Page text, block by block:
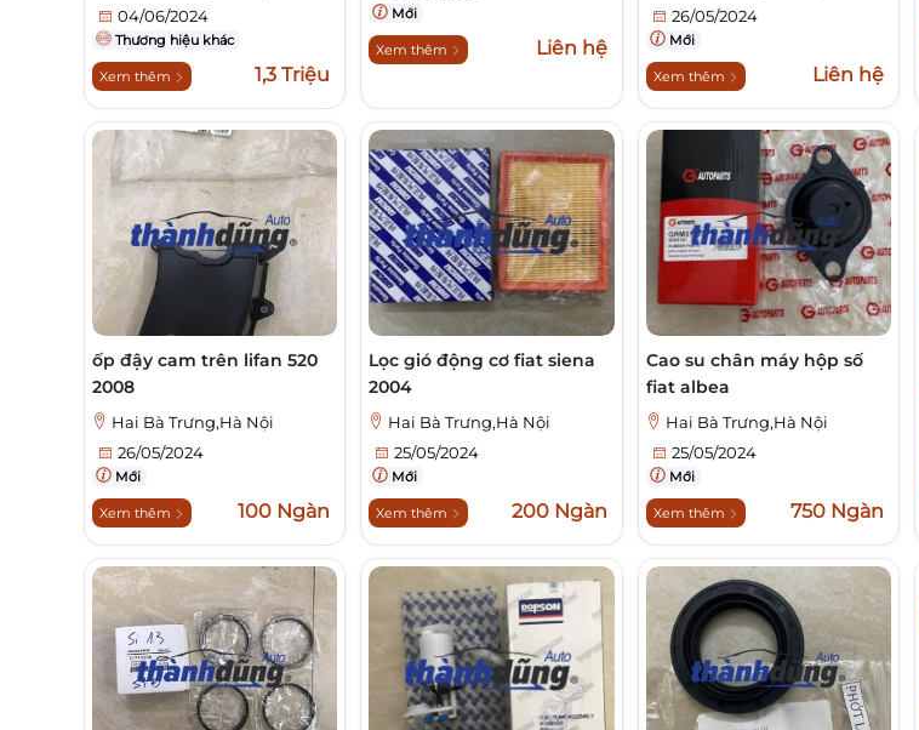
04/06/2024
Thương hiệu khác
Xem thêm 1,3 Triệu
Mới
Xem thêm Liên hệ
26/05/2024
Mới
Xem thêm Liên hệ
ốp đậy cam trên lifan 520
2008
Hai Bà Trưng,Hà Nội
26/05/2024
Mới
Xem thêm 100 Ngàn
Lọc gió động cơ fiat siena
2004
Hai Bà Trưng,Hà Nội
25/05/2024
Mới
Xem thêm 200 Ngàn
Cao su chân máy hộp số
fiat albea
Hai Bà Trưng,Hà Nội
25/05/2024
Mới
Xem thêm 750 Ngàn